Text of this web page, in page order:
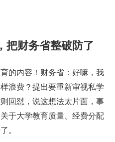
把财务省整破防了
的内容！财务省：好嘛，我
浪费？提出要重新审视私学
回怼，说这想法太片面，事
于大学教育质量、经费分配
。